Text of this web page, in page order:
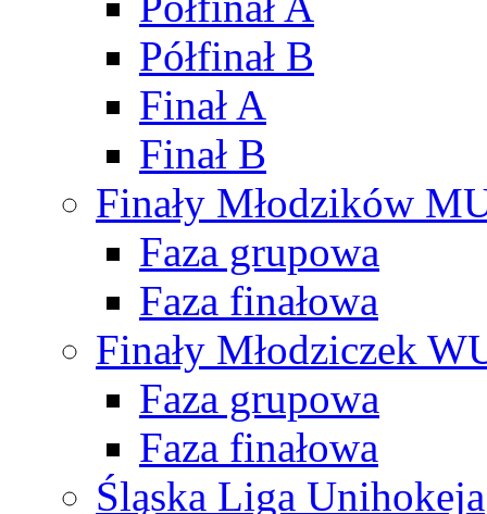
Półfinał B
Finał A
Finał B
Finały Młodzików
Faza grupowa
Faza finałowa
Finały Młodziczek
Faza grupowa
Faza finałowa
Śląska Liga Unihokeja